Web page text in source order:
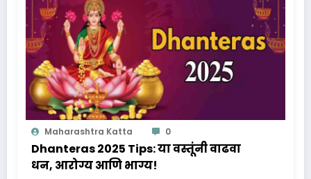
Maharashtra Katta 0
Dhanteras 2025 Tips: या वस्तूंनी वाढवा
धन, आरोग्य आणि भाग्य!